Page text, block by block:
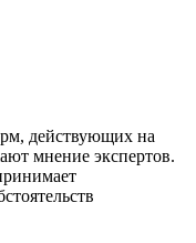
действующих на
мнение экспертов.